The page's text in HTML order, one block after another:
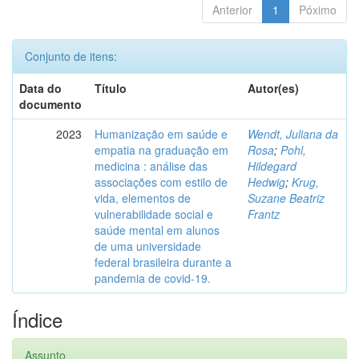
Anterior 1 Póximo
Conjunto de itens:
Data do
documento
Título Autor(es)
2023
Humanização em saúde e
empatia na graduação em
medicina : análise das
associações com estilo de
vida, elementos de
vulnerabilidade social e
saúde mental em alunos
de uma universidade
federal brasileira durante a
pandemia de covid-19.
Wendt, Juliana da
Rosa; Pohl,
Hildegard
Hedwig; Krug,
Suzane Beatriz
Frantz
Índice
Assunto